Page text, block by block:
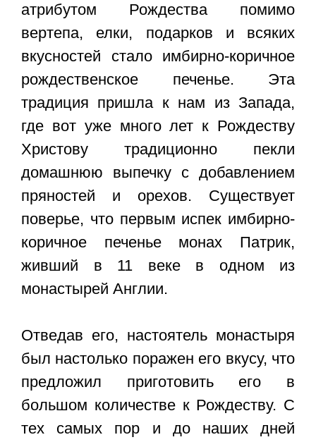
атрибутом Рождества помимо
вертепа, елки, подарков и всяких
вкусностей стало имбирно-коричное
рождественское печенье. Эта
традиция пришла к нам из Запада,
где вот уже много лет к Рождеству
Христову традиционно пекли
домашнюю выпечку с добавлением
пряностей и орехов. Существует
поверье, что первым испек имбирно-
коричное печенье монах Патрик,
живший в 11 веке в одном из
монастырей Англии.
Отведав его, настоятель монастыря
был настолько поражен его вкусу, что
предложил приготовить его в
большом количестве к Рождеству. С
тех самых пор и до наших дней